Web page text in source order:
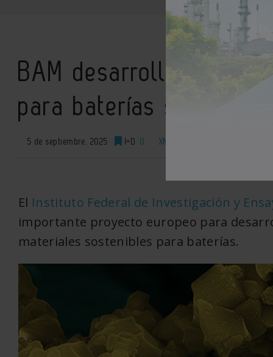
BAM desarrolla
para baterías seguras
5 de septiembre, 2025 I+D 0 XML
El Instituto Federal de Investigación y
importante proyecto europeo para
materiales sostenibles para baterías.